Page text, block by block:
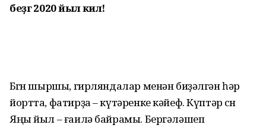
беҙгә 2020 йыл килә!
Бөгөн шыршы, гирляндалар менән биҙәлгән һәр
йортта, фатирҙа – күтәренке кәйеф. Күптәр өсөн
Яңы йыл – ғаилә байрамы. Бергәләшеп